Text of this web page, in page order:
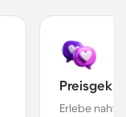
Erlebe